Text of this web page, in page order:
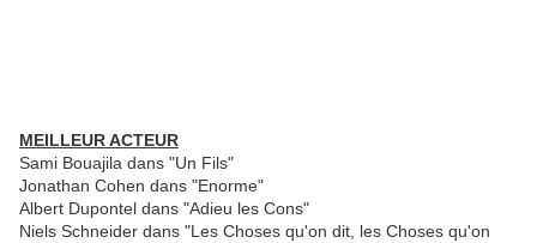
MEILLEUR ACTEUR
Sami Bouajila dans "Un Fils"
Jonathan Cohen dans "Enorme"
Albert Dupontel dans "Adieu les Cons"
Niels Schneider dans "Les Choses qu'on dit, les Choses qu'on